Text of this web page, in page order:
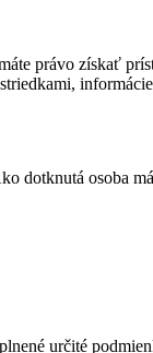
právo získať
dotknutá osoba
určité